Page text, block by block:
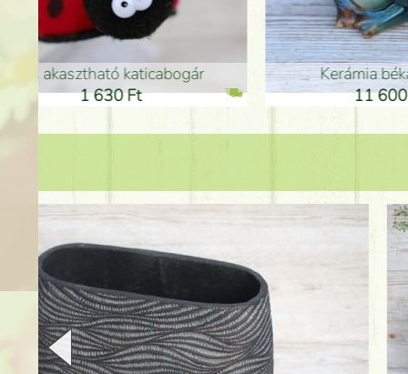
Kerámia béka 12cm
11 600 Ft